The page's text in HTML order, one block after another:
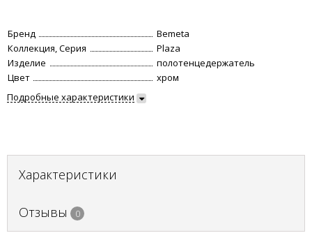
Бренд
Bemeta
Коллекция, Серия
Plaza
Изделие
полотенцедержатель
Цвет
хром
Подробные характеристики
Характеристики
Отзывы 0